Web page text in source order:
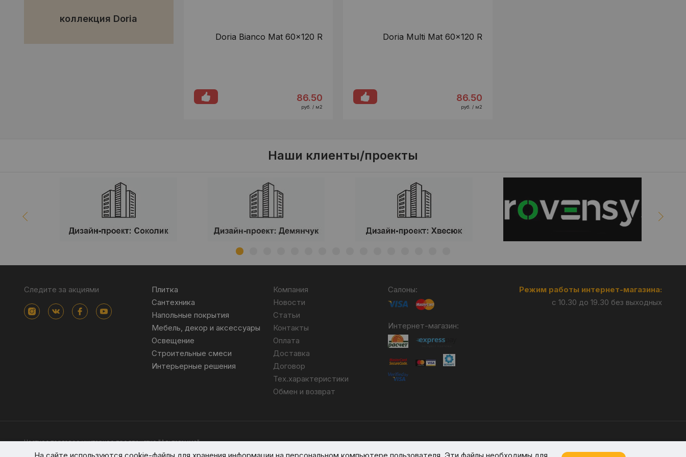
коллекция Doria
Doria Bianco Mat 60x120 R
86.50
руб. / м2
Doria Multi Mat 60x120 R
86.50
руб. / м2
Наши клиенты/проекты
Следите за акциями
Плитка
Сантехника
Напольные покрытия
Мебель, декор и аксессуары
Освещение
Строительные смеси
Интерьерные решения
Компания
Новости
Статьи
Контакты
Оплата
Доставка
Договор
Тех.характеристики
Обмен и возврат
Салоны:
Интернет-магазин:
Режим работы интернет-магазина:
с 10.30 до 19.30 без выходных
Частное торговое унитарное предприятие "Альтагамма".